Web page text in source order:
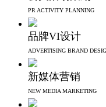
PR ACTIVITY PLANNING
品牌VI设计
ADVERTISING BRAND
新媒体营销
NEW MEDIA MARKETING